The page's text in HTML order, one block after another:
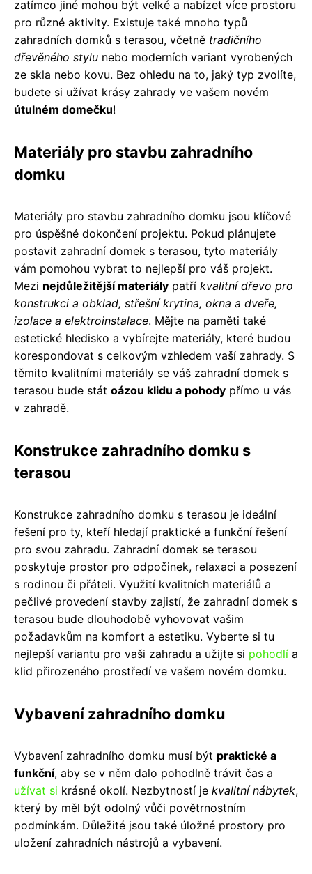
zatímco jiné mohou být velké a nabízet více prostoru
pro různé aktivity. Existuje také mnoho typů
zahradních domků s terasou, včetně tradičního
dřevěného stylu nebo moderních variant vyrobených
ze skla nebo kovu. Bez ohledu na to, jaký typ zvolíte,
budete si užívat krásy zahrady ve vašem novém
útulném domečku!
Materiály pro stavbu zahradního
domku
Materiály pro stavbu zahradního domku jsou klíčové
pro úspěšné dokončení projektu. Pokud plánujete
postavit zahradní domek s terasou, tyto materiály
vám pomohou vybrat to nejlepší pro váš projekt.
Mezi nejdůležitější materiály patří kvalitní dřevo pro
konstrukci a obklad, střešní krytina, okna a dveře,
izolace a elektroinstalace. Mějte na paměti také
estetické hledisko a vybírejte materiály, které budou
korespondovat s celkovým vzhledem vaší zahrady. S
těmito kvalitními materiály se váš zahradní domek s
terasou bude stát oázou klidu a pohody přímo u vás
v zahradě.
Konstrukce zahradního domku s
terasou
Konstrukce zahradního domku s terasou je ideální
řešení pro ty, kteří hledají praktické a funkční řešení
pro svou zahradu. Zahradní domek se terasou
poskytuje prostor pro odpočinek, relaxaci a posezení
s rodinou či přáteli. Využití kvalitních materiálů a
pečlivé provedení stavby zajistí, že zahradní domek s
terasou bude dlouhodobě vyhovovat vašim
požadavkům na komfort a estetiku. Vyberte si tu
nejlepší variantu pro vaši zahradu a užijte si pohodlí a
klid přirozeného prostředí ve vašem novém domku.
Vybavení zahradního domku
Vybavení zahradního domku musí být praktické a
funkční, aby se v něm dalo pohodlně trávit čas a
užívat si krásné okolí. Nezbytností je kvalitní nábytek,
který by měl být odolný vůči povětrnostním
podmínkám. Důležité jsou také úložné prostory pro
uložení zahradních nástrojů a vybavení.